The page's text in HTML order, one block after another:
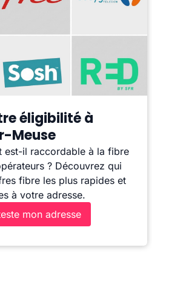
éligibilité à
Meuse
est-il raccordable à la fibre
? Découvrez qui
fibre les plus rapides et
à votre adresse.
mon adresse